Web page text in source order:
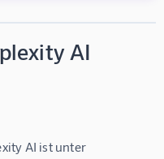
AI
AI ist unter